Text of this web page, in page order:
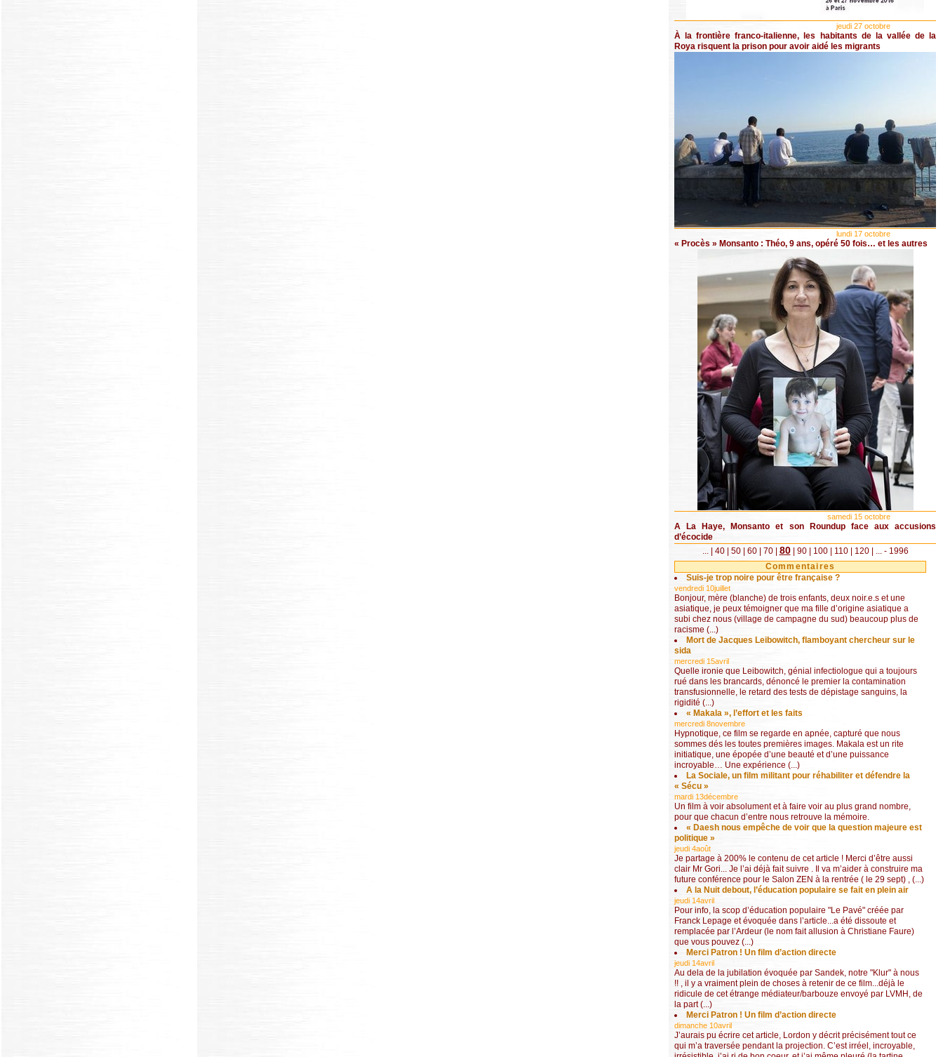
jeudi 27 octobre
À la frontière franco-italienne, les habitants de la vallée de la
Roya risquent la prison pour avoir aidé les migrants
lundi 17 octobre
« Procès » Monsanto : Théo, 9 ans, opéré 50 fois… et les autres
samedi 15 octobre
A La Haye, Monsanto et son Roundup face aux accusions
d’écocide
| 40 | 50 | 60 | 70 | 80 | 90 | 100 | 110 | 120 |
- 1996
Commentaires
Suis-je trop noire pour être française ?
vendredi 10juillet
Bonjour, mère (blanche) de trois enfants, deux noir.e.s et une
asiatique, je peux témoigner que ma fille d’origine asiatique a
subi chez nous (village de campagne du sud) beaucoup plus de
racisme (...)
Mort de Jacques Leibowitch, flamboyant chercheur sur le
sida
mercredi 15avril
Quelle ironie que Leibowitch, génial infectiologue qui a toujours
rué dans les brancards, dénoncé le premier la contamination
transfusionnelle, le retard des tests de dépistage sanguins, la
rigidité (...)
« Makala », l’effort et les faits
mercredi 8novembre
Hypnotique, ce film se regarde en apnée, capturé que nous
sommes dés les toutes premières images. Makala est un rite
initiatique, une épopée d’une beauté et d’une puissance
incroyable… Une expérience (...)
La Sociale, un film militant pour réhabiliter et défendre la
« Sécu »
mardi 13décembre
Un film à voir absolument et à faire voir au plus grand nombre,
pour que chacun d’entre nous retrouve la mémoire.
« Daesh nous empêche de voir que la question majeure est
politique »
jeudi 4août
Je partage à 200% le contenu de cet article ! Merci d’être aussi
clair Mr Gori... Je l’ai déjà fait suivre . Il va m’aider à construire ma
future conférence pour le Salon ZEN à la rentrée ( le 29 sept) , (...)
A la Nuit debout, l’éducation populaire se fait en plein air
jeudi 14avril
Pour info, la scop d’éducation populaire "Le Pavé" créée par
Franck Lepage et évoquée dans l’article...a été dissoute et
remplacée par l’Ardeur (le nom fait allusion à Christiane Faure)
que vous pouvez (...)
Merci Patron ! Un film d’action directe
jeudi 14avril
Au dela de la jubilation évoquée par Sandek, notre "Klur" à nous
!! , il y a vraiment plein de choses à retenir de ce film...déjà le
ridicule de cet étrange médiateur/barbouze envoyé par LVMH, de
la part (...)
Merci Patron ! Un film d’action directe
dimanche 10avril
J’aurais pu écrire cet article, Lordon y décrit précisément tout ce
qui m’a traversée pendant la projection. C’est irréel, incroyable,